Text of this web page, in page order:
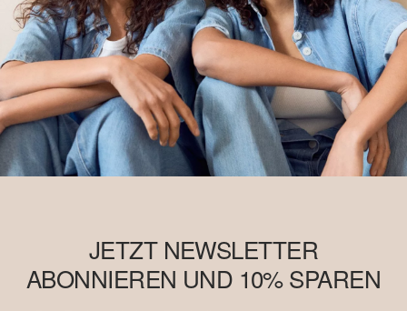
JETZT NEWSLETTER
ABONNIEREN UND 10% SPAREN